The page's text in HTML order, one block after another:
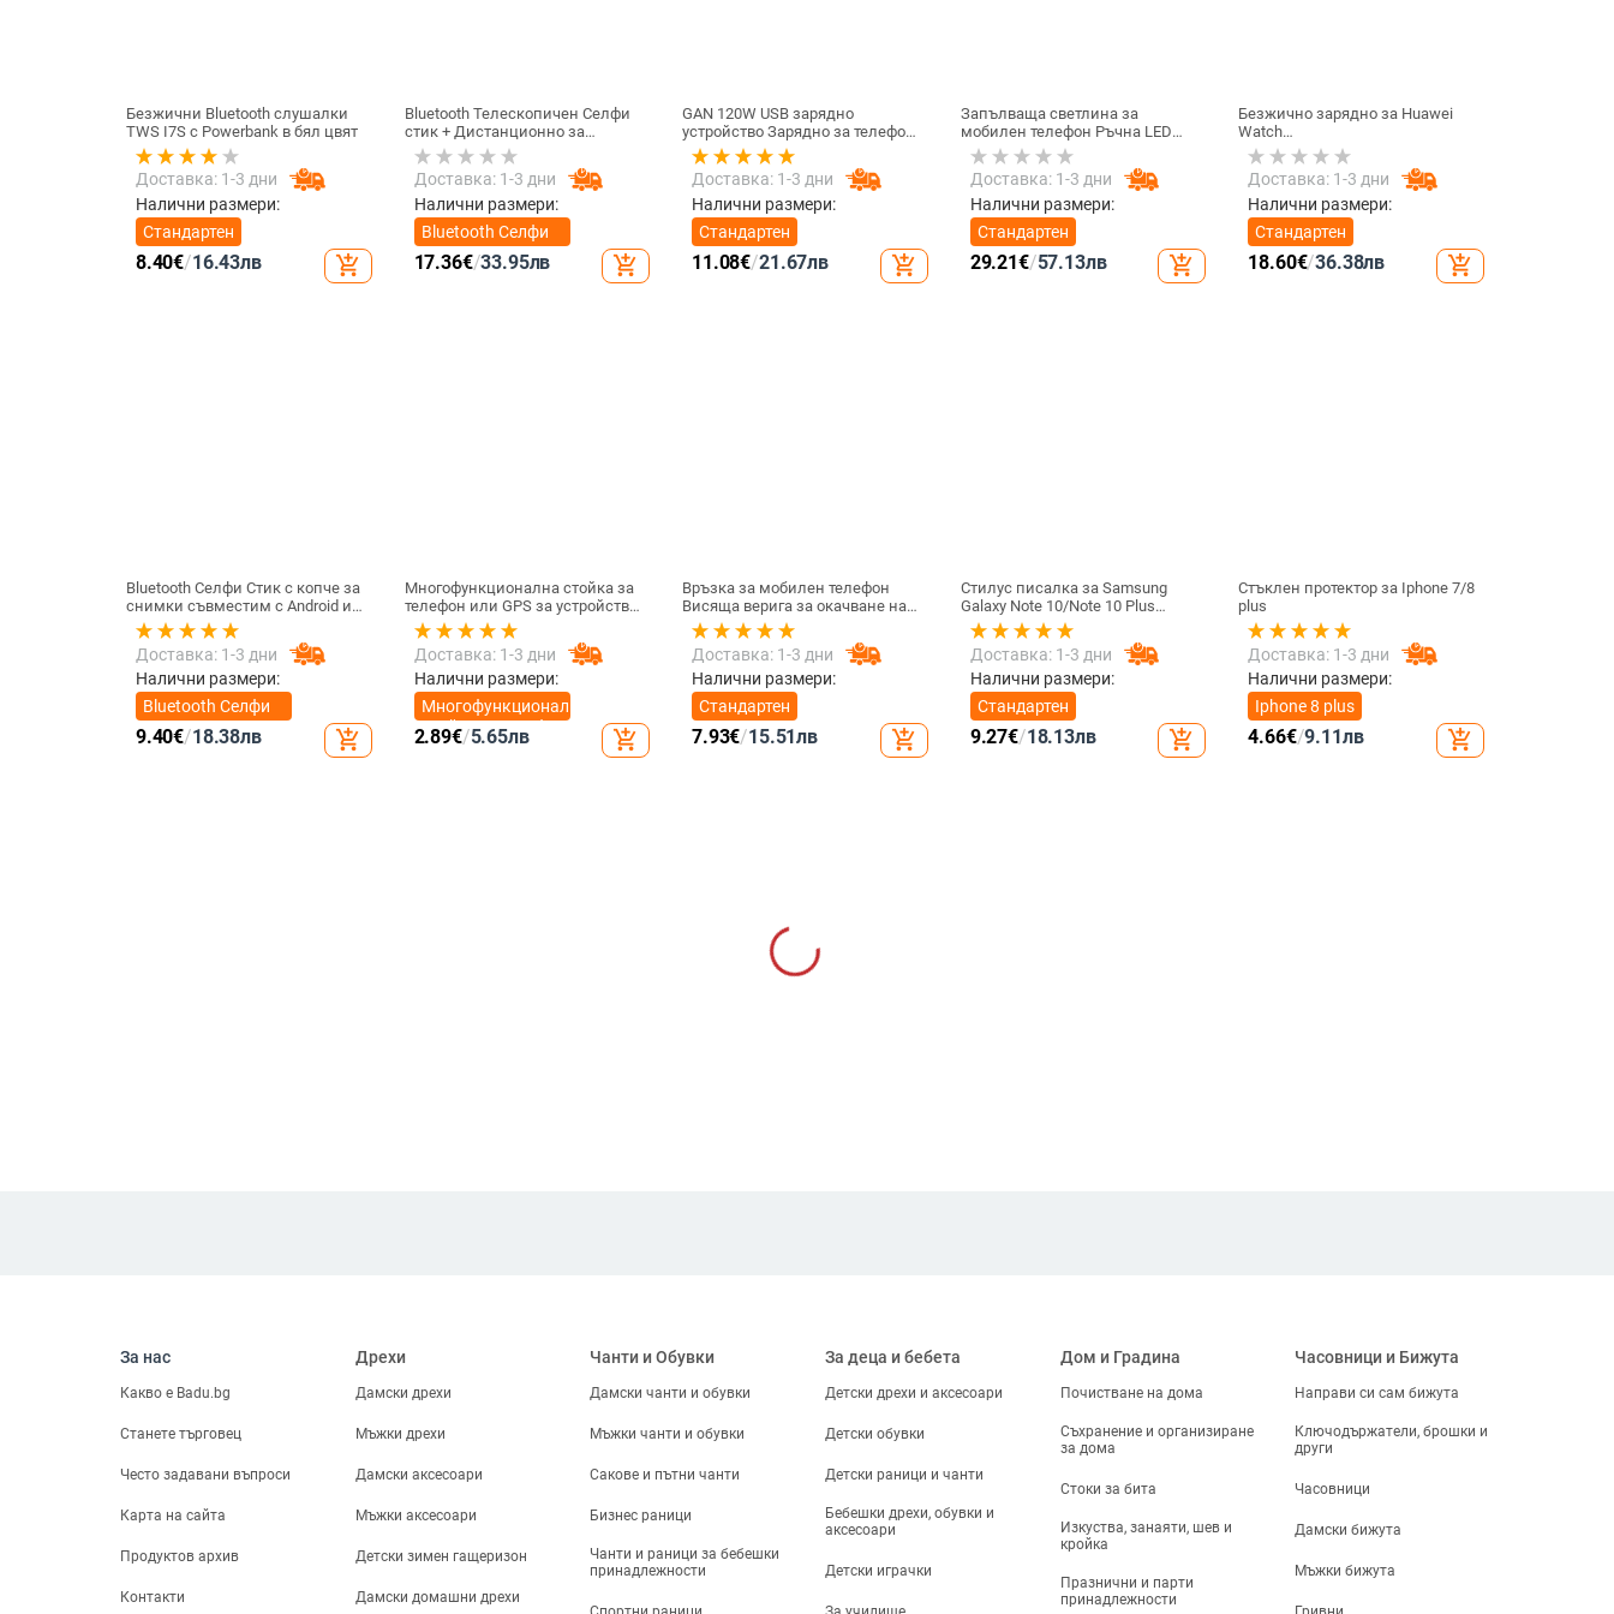
Безжични Bluetooth слушалки
TWS I7S с Powerbank в бял цвят
Доставка: 1-3 дни
Налични размери:
Стандартен
8.40€/16.43лв add_shopping_cart
Bluetooth Телескопичен Селфи
стик + Дистанционно за
снимане, съвместим с Android и
IOS - Черен
Доставка: 1-3 дни
Налични размери:
Bluetooth Селфи
стик +
Дистанционно за
17.36€/33.95лв add_shopping_cart
GAN 120W USB зарядно
устройство Зарядно за телефон
QC 5.0 4.0 3.0 Адаптер за бързо
зареждане за iPhone 14 13 12
Samsung Huawei realme usb
chargeur
Доставка: 1-3 дни
Налични размери:
Стандартен
11.08€/21.67лв add_shopping_cart
Запълваща светлина за
мобилен телефон Ръчна LED
светлина за селфи излъчване
на живо Компютърна
запълваща светлина
Видеоконференция Запълваща
светлина за мобилен телефон
Доставка: 1-3 дни
Налични размери:
Стандартен
29.21€/57.13лв add_shopping_cart
Безжично зарядно за Huawei
Watch
GT6/GT5/Watch5/Watch4/GT4 –
метален корпус, магнитно
зареждане, QC 3.0 бързо
зареждане, 5W изход
Доставка: 1-3 дни
Налични размери:
Стандартен
18.60€/36.38лв add_shopping_cart
Bluetooth Селфи Стик с копче за
снимки съвместим с Android и
iOS- Черен/Зелен
Доставка: 1-3 дни
Налични размери:
Bluetooth Селфи
Стик
9.40€/18.38лв add_shopping_cart
Многофункционална стойка за
телефон или GPS за устройства
с размери до 76мм / 4.8 инча
Доставка: 1-3 дни
Налични размери:
Многофункционална
стойка за телефон
2.89€/5.65лв add_shopping_cart
Връзка за мобилен телефон
Висяща верига за окачване на
врата Висулка Кристални
мъниста Ръчна изработка Анти-
загубено въже за каишка за
iPhone Подвижна
Доставка: 1-3 дни
Налични размери:
Стандартен
7.93€/15.51лв add_shopping_cart
Стилус писалка за Samsung
Galaxy Note 10/Note 10 Plus
Универсална капацитивна
писалка Чувствителен сензорен
екран SPen Не е съвместим с
Bluetooth
Доставка: 1-3 дни
Налични размери:
Стандартен
9.27€/18.13лв add_shopping_cart
Стъклен протектор за Iphone 7/8
plus
Доставка: 1-3 дни
Налични размери:
Iphone 8 plus
4.66€/9.11лв add_shopping_cart
За нас
Какво е Badu.bg
Станете търговец
Често задавани въпроси
Карта на сайта
Продуктов архив
Контакти
Дрехи
Дамски дрехи
Мъжки дрехи
Дамски аксесоари
Мъжки аксесоари
Детски зимен гащеризон
Дамски домашни дрехи
Чанти и Обувки
Дамски чанти и обувки
Мъжки чанти и обувки
Сакове и пътни чанти
Бизнес раници
Чанти и раници за бебешки
принадлежности
За деца и бебета
Детски дрехи и аксесоари
Детски обувки
Детски раници и чанти
Бебешки дрехи, обувки и
аксесоари
Детски играчки
Дом и Градина
Почистване на дома
Съхранение и организиране
за дома
Стоки за бита
Изкуства, занаяти, шев и
кройка
Празнични и парти
принадлежности
Часовници и Бижута
Направи си сам бижута
Ключодържатели, брошки и
други
Часовници
Дамски бижута
Мъжки бижута